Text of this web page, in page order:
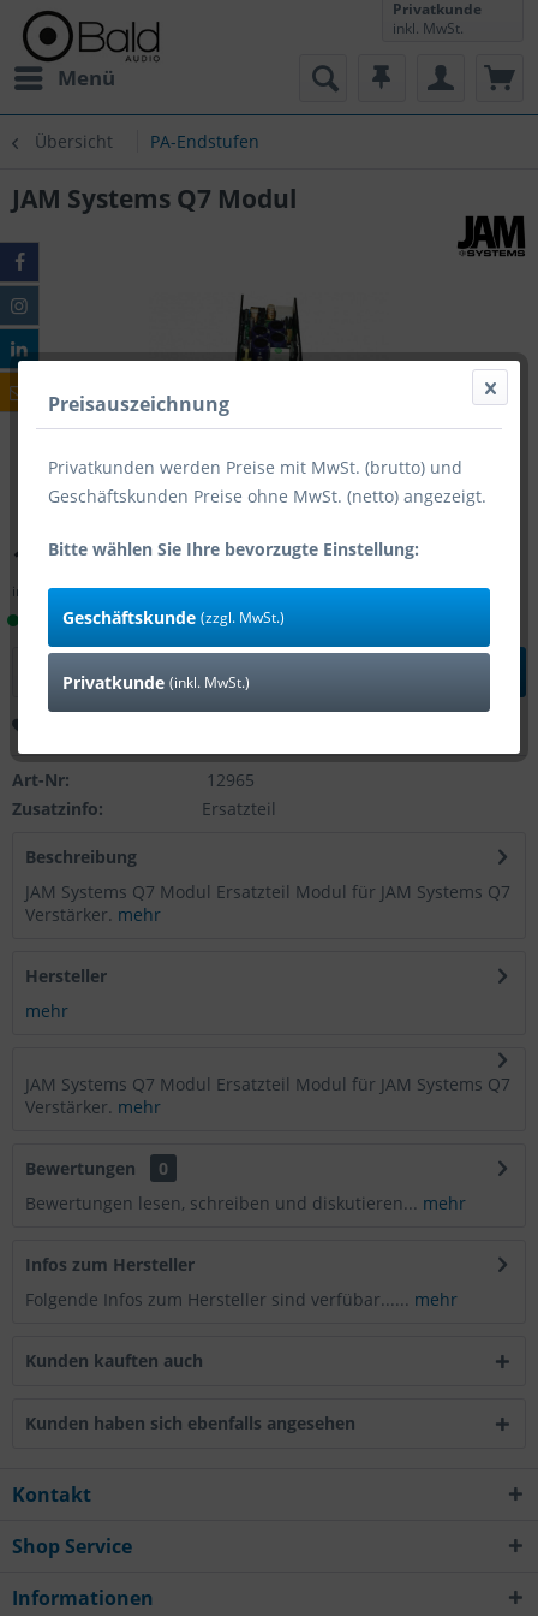
Menü
Privatkunde
inkl. MwSt.
Übersicht PA-Endstufen
JAM Systems Q7 Modul
195,99 € *
inkl. MwSt.zzgl. Versandkosten
Lieferzeit 1-4 Tage (Bestand: 2)
Art-Nr:
12965
Zusatzinfo:
Ersatzteil
Beschreibung
JAM Systems Q7 Modul Ersatzteil Modul für JAM Systems Q7
Verstärker. mehr
Hersteller
mehr
JAM Systems Q7 Modul Ersatzteil Modul für JAM Systems Q7
Verstärker. mehr
Bewertungen
0
Bewertungen lesen, schreiben und diskutieren... mehr
Infos zum Hersteller
Folgende Infos zum Hersteller sind verfübar...... mehr
Kunden kauften auch
Kunden haben sich ebenfalls angesehen
Kontakt
Shop Service
Informationen
Preisauszeichnung
Privatkunden werden Preise mit MwSt. (brutto) und
Geschäftskunden Preise ohne MwSt. (netto) angezeigt.
Bitte wählen Sie Ihre bevorzugte Einstellung:
Geschäftskunde (zzgl. MwSt.)
Privatkunde (inkl. MwSt.)